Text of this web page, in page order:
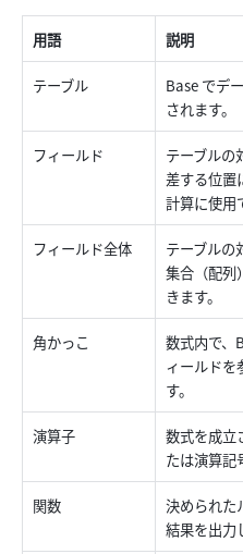
用語 説明
テーブル
Base でデ
されます。
フィールド
テーブルの
差する位置
計算に使用
フィールド全体
テーブルの
集合（配列
きます。
角かっこ
数式内で、
ィールドを
す。
演算子
数式を成立
たは演算記
関数
決められた
結果を出力